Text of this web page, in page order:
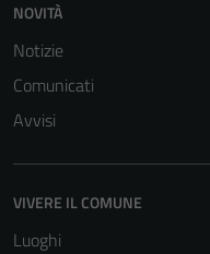
NOVITÀ
Notizie
Comunicati
Avvisi
VIVERE IL COMUNE
Luoghi